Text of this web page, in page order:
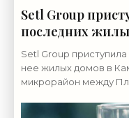
Setl Group
последних
«Свежие
Setl Group
нее жилых домов в
микрорайон между